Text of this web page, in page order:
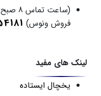
فروش ونوس)
لینک های مفید
یخچال ایستاده